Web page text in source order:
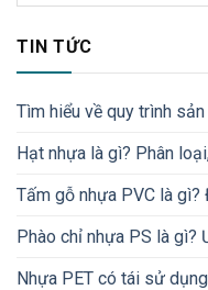
TIN TỨC
Tìm hiểu về quy trình
Hạt nhựa là gì? Phân
Tấm gỗ nhựa PVC là
Phào chỉ nhựa PS là gì?
Nhựa PET có tái sử